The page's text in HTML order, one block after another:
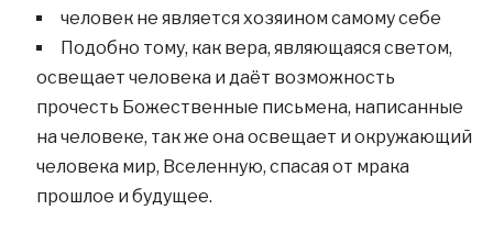
человек не является хозяином самому себе
Подобно тому, как вера, являющаяся светом,
освещает человека и даёт возможность
прочесть Божественные письмена, написанные
на человеке, так же она освещает и окружающий
человека мир, Вселенную, спасая от мрака
прошлое и будущее.